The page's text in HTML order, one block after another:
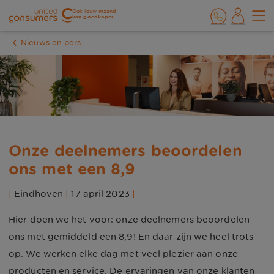
Ook jouw maand
kan goedkoper
Nieuws en pers
Onze deelnemers beoordelen
ons met een 8,9
| Eindhoven |17 april 2023 |
Hier doen we het voor: onze deelnemers beoordelen
ons met gemiddeld een 8,9! En daar zijn we heel trots
op. We werken elke dag met veel plezier aan onze
producten en service. De ervaringen van onze klanten